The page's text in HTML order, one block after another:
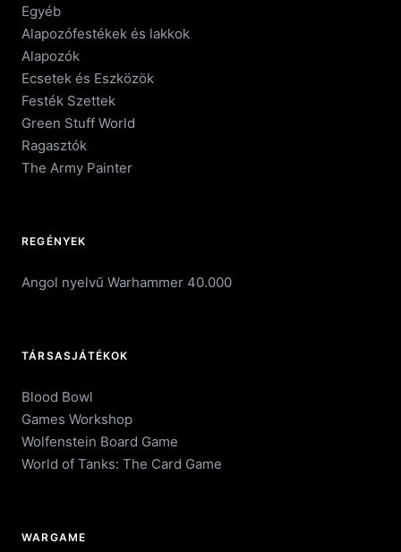
Egyéb
Alapozófestékek és lakkok
Alapozók
Ecsetek és Eszközök
Festék Szettek
Green Stuff World
Ragasztók
The Army Painter
REGÉNYEK
Angol nyelvű Warhammer 40.000
TÁRSASJÁTÉKOK
Blood Bowl
Games Workshop
Wolfenstein Board Game
World of Tanks: The Card Game
WARGAME